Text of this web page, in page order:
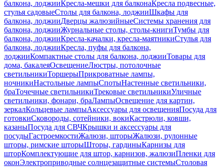
балкона, лоджииКресла-мешки для балконаКресла подвесные,
стулья садовыеСтолы для балкона, лоджииШкафы для
балкона, лоджииДверцы жалюзийныеСистемы хранения для
балкона, лоджииЖурнальные столы, столы-книгиТумбы для
балкона, лоджииКресла-качалки, кресла-маятникиСтулья для
балкона, лоджииКресла, пуфы для балкона,
лоджииКомпактные столы для балкона, лоджииТовары для
дома, бакалеяОсвещениеЛюстры, потолочные
светильникиТоршерыПрикроватные лампы,
ночникиНастольные лампыСпотыНастенные светильники,
браТочечные светильникиТрековые светильникиУличные
светильники, фонари, браЛампыОсвещение для картин,
зеркалКольцевые лампыАксессуары для освещенияПосуда для
готовкиСковороды, сотейники, вокиКастрюли, ковши,
казаныПосуда для СВЧКрышки и аксессуары для
посудыГастроемкостиЖалюзи, шторыЖалюзи, рулонные
шторы, римские шторыШторы, гардиныКарнизы для
шторКомплектующие для штор, карнизов, жалюзиПленки для
оконЭлектроприводные солнцезащитные системыСтоловая